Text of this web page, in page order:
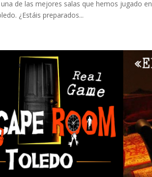
de las mejores salas que hemos jugado
¿Estáis preparados...